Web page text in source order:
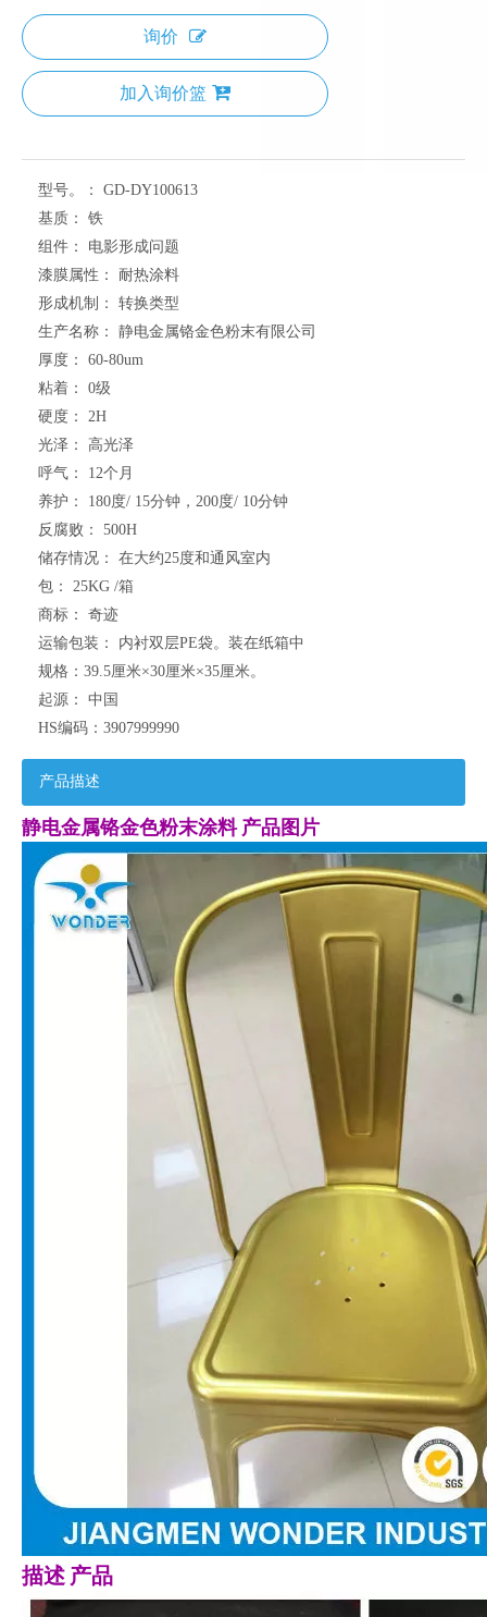
询价
加入询价篮
型号。：
GD-DY100613
基质：
铁
组件：
电影形成问题
漆膜属性：
耐热涂料
形成机制：
转换类型
生产名称：
静电金属铬金色粉末有限公司
厚度：
60-80um
粘着：
0级
硬度：
2H
光泽：
高光泽
呼气：
12个月
养护：
180度/ 15分钟，200度/ 10分钟
反腐败：
500H
储存情况：
在大约25度和通风室内
包：
25KG /箱
商标：
奇迹
运输包装：
内衬双层PE袋。装在纸箱中
规格： 39.5厘米×30厘米×35厘米。
起源：
中国
HS编码： 3907999990
产品描述
静电金属铬金色粉末涂料 产品图片
描述 产品